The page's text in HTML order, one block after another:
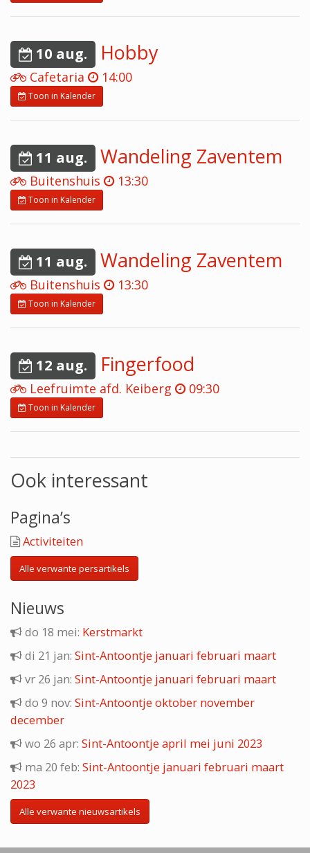
10 aug. Hobby
Cafetaria 14:00
Toon in Kalender
11 aug. Wandeling Zaventem
Buitenshuis 13:30
Toon in Kalender
11 aug. Wandeling Zaventem
Buitenshuis 13:30
Toon in Kalender
12 aug. Fingerfood
Leefruimte afd. Keiberg 09:30
Toon in Kalender
12 aug. Seizoensactiviteit
Animatielokaal 't Veldeke
Toon in Kalender
13 aug. Zang
Toon in Kalender
17 aug. Marktbezoek
Buitenshuis 09:30
Toon in Kalender
17 aug. Hobby
Cafetaria 14:00
Toon in Kalender
Ook interessant
Pagina’s
Activiteiten
Alle verwante persartikels
Nieuws
do 18 mei: Kerstmarkt
di 21 jan: Sint-Antoontje januari februari maart
vr 26 jan: Sint-Antoontje januari februari maart
do 9 nov: Sint-Antoontje oktober november
december
wo 26 apr: Sint-Antoontje april mei juni 2023
ma 20 feb: Sint-Antoontje januari februari maart
2023
Alle verwante nieuwsartikels